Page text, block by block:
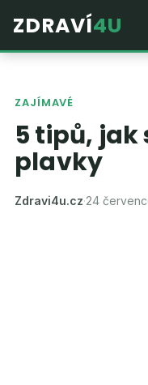
ZDRAVÍ4U
ZAJÍMAVÉ
5 tipů,
plavky
Zdravi4u.cz·24